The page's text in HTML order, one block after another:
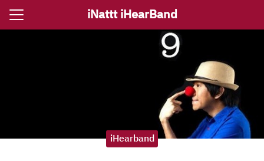
Skip
iNattt iHearBand
งานเลี้ยง
Search
iHearband